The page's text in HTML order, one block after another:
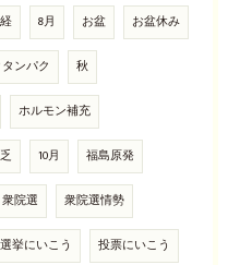
8月 お盆 お盆休み
ンパク 秋
ホルモン補充
10月 福島原発
衆院選 衆院選情勢
選挙にいこう 投票にいこう